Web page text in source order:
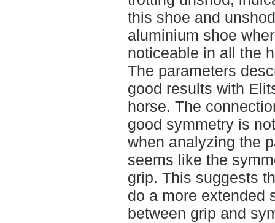
this shoe and
aluminium shoe
noticeable in all the
The parameters
good results with
horse. The
good symmetry is
when analyzing the
seems like the
grip. This suggests
do a more extended
between grip and